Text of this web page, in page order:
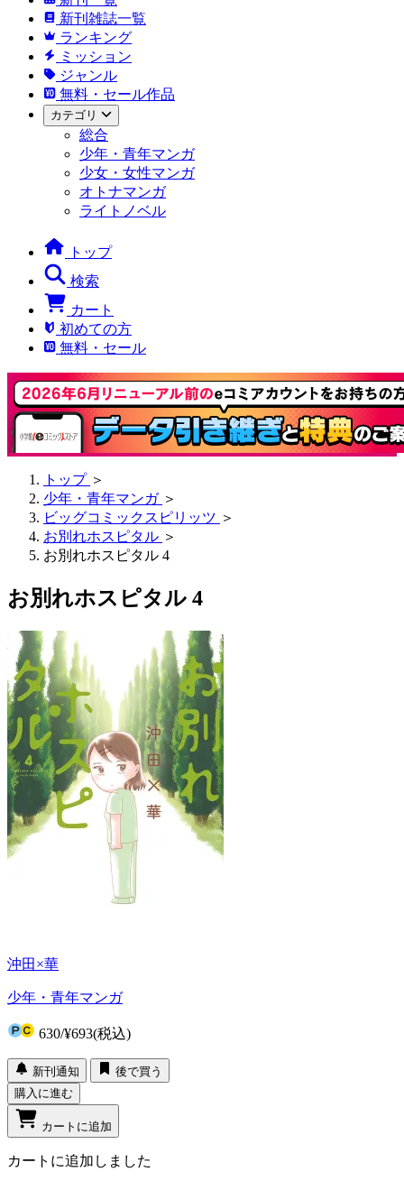
新刊雑誌一覧
ランキング
ミッション
ジャンル
無料・セール作品
カテゴリ
総合
少年・青年マンガ
少女・女性マンガ
オトナマンガ
ライトノベル
トップ
検索
カート
初めての方
無料・セール
トップ ＞
少年・青年マンガ ＞
ビッグコミックスピリッツ ＞
お別れホスピタル ＞
お別れホスピタル 4
お別れホスピタル 4
沖田×華
少年・青年マンガ
630/¥693(税込)
新刊通知
後で買う
購入に進む
カートに追加
カートに追加しました